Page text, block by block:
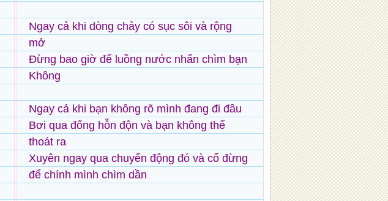
Ngay cả khi dòng chảy có sục sôi và rộng
mở
Đừng bao giờ để luồng nước nhấn chìm bạn
Không
Ngay cả khi bạn không rõ mình đang đi đâu
Bơi qua đống hỗn độn và bạn không thể
thoát ra
Xuyên ngay qua chuyển động đó và cố đừng
để chính mình chìm dần